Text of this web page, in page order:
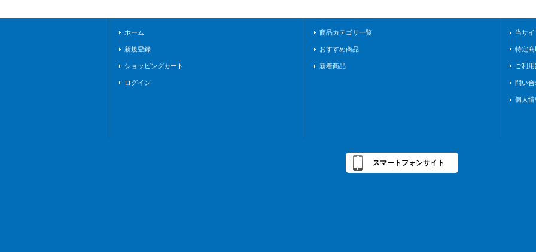
ホーム
新規登録
ショッピングカート
ログイン
商品カテゴリ一覧
おすすめ商品
新着商品
当サ
特定
ご利
問い合
個人
スマートフォンサイト